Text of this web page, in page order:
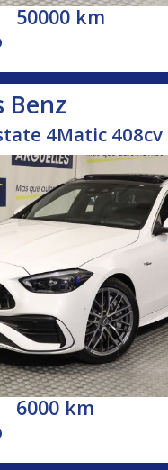
50000 km
Benz
4Matic 408cv
6000 km